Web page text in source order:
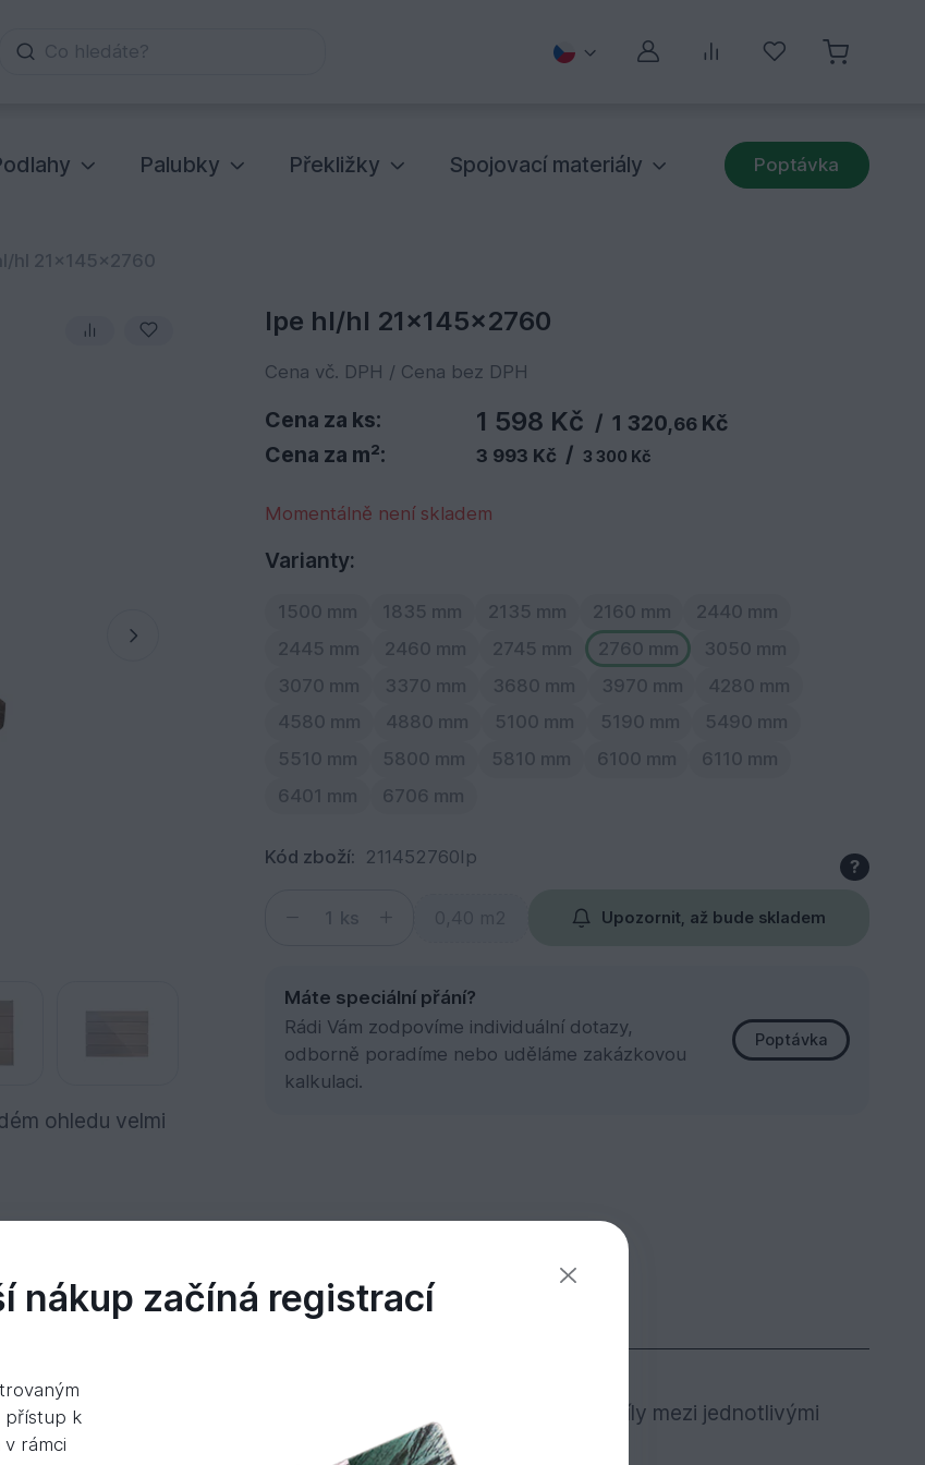
Co hledáte? Můj účetPorovnávání
Oblíbené
Palubky Překližky Spojovací materiály Poptávka
hl 21x145x2760
ohledu velmi
Ipe hl/hl 21x145x2760
Cena vč. DPH / Cena bez DPH
Cena za ks: 1 598 Kč / 1 320,66Kč
Cena za m²:
3 993 Kč / 3 300 Kč
Momentálně není skladem
Varianty:
1500 mm 1835 mm 2135 mm 2160 mm
2440 mm
2445 mm
2460 mm 2745 mm 2760 mm
3050 mm
3070 mm
3370 mm 3680 mm 3970 mm
4280 mm
4580 mm
4880 mm 5100 mm 5190 mm
5490 mm
5510 mm
5800 mm 5810 mm 6100 mm
6110 mm
6401 mm
6706 mm
Kód zboží: 211452760Ip ?
ks Upozornit, až bude skladem
Máte speciální přání?
Rádi Vám zodpovíme individuální dotazy,
odborně poradíme nebo uděláme zakázkovou
kalkulaci.
Poptávka
přechází do olivově zelenohnědého odstínu. Barevné rozdíly mezi jednotlivými
nákup začíná registrací
přístup k
v rámci